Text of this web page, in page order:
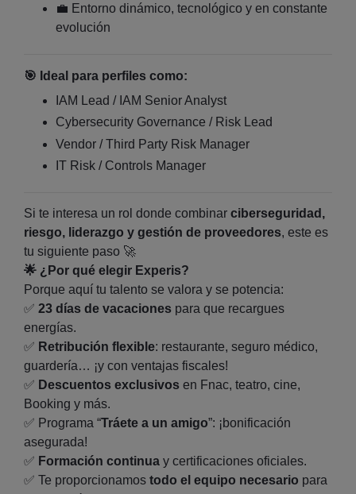
💼 Entorno dinámico, tecnológico y en constante
evolución
🎯 Ideal para perfiles como:
IAM Lead / IAM Senior Analyst
Cybersecurity Governance / Risk Lead
Vendor / Third Party Risk Manager
IT Risk / Controls Manager
Si te interesa un rol donde combinar ciberseguridad,
riesgo, liderazgo y gestión de proveedores, este es
tu siguiente paso 🚀
🌟 ¿Por qué elegir Experis?
Porque aquí tu talento se valora y se potencia:
✅ 23 días de vacaciones para que recargues
energías.
✅ Retribución flexible: restaurante, seguro médico,
guardería… ¡y con ventajas fiscales!
✅ Descuentos exclusivos en Fnac, teatro, cine,
Booking y más.
✅ Programa “Tráete a un amigo”: ¡bonificación
asegurada!
✅ Formación continua y certificaciones oficiales.
✅ Te proporcionamos todo el equipo necesario para